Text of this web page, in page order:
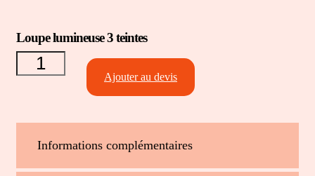
Loupe lumineuse 3 teintes
quantité
de Loupe
lumineuse
Ajouter au devis
Informations complémentaires